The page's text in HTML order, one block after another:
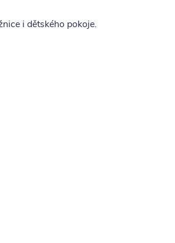
i dětského pokoje.